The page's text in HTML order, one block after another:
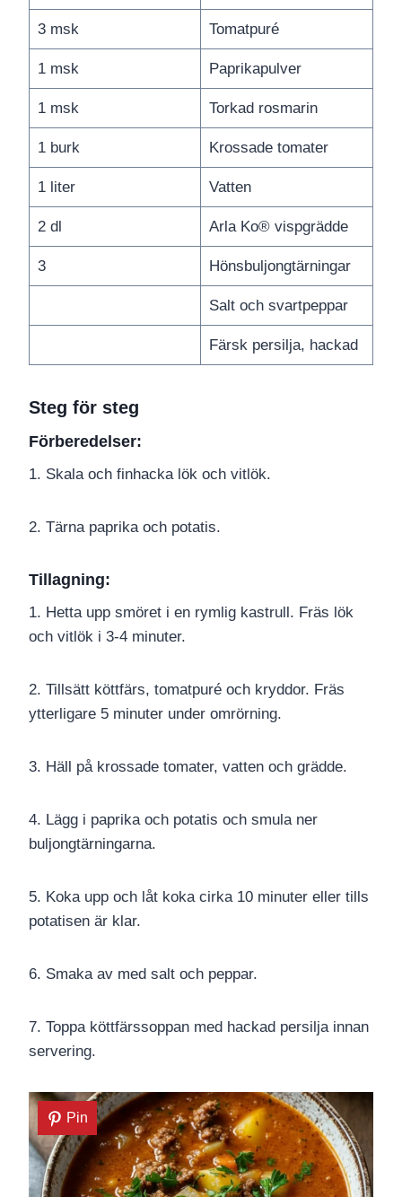
3 msk Tomatpuré
1 msk Paprikapulver
1 msk Torkad rosmarin
1 burk Krossade tomater
1 liter Vatten
2 dl Arla Ko® vispgrädde
3 Hönsbuljongtärningar
Salt och svartpeppar
Färsk persilja, hackad
Steg för steg
Förberedelser:
1. Skala och finhacka lök och vitlök.
2. Tärna paprika och potatis.
Tillagning:
1. Hetta upp smöret i en rymlig kastrull. Fräs lök
och vitlök i 3-4 minuter.
2. Tillsätt köttfärs, tomatpuré och kryddor. Fräs
ytterligare 5 minuter under omrörning.
3. Häll på krossade tomater, vatten och grädde.
4. Lägg i paprika och potatis och smula ner
buljongtärningarna.
5. Koka upp och låt koka cirka 10 minuter eller tills
potatisen är klar.
6. Smaka av med salt och peppar.
7. Toppa köttfärssoppan med hackad persilja innan
servering.
Pin